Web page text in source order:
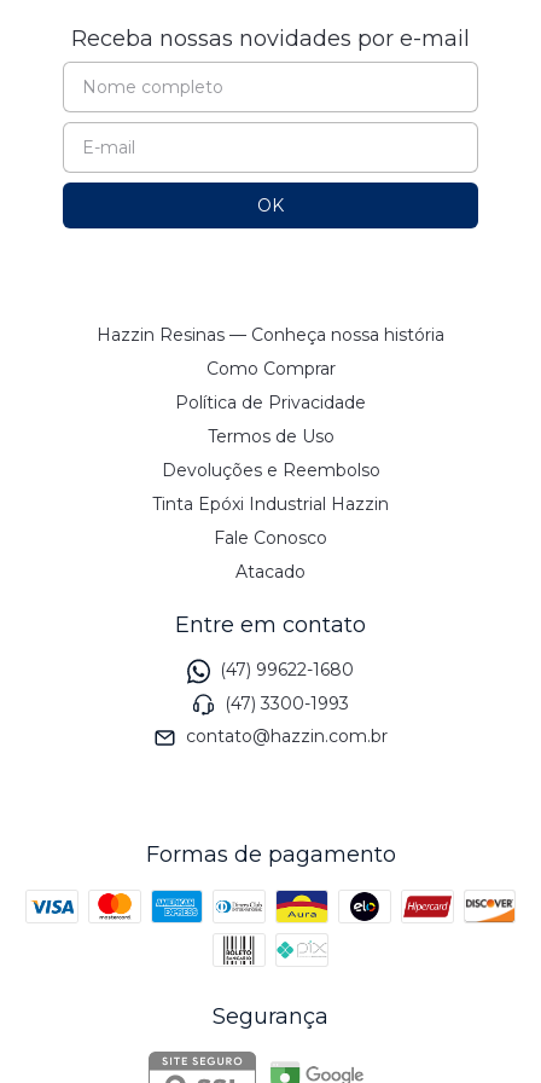
Receba nossas novidades por e-mail
Hazzin Resinas — Conheça nossa história
Como Comprar
Política de Privacidade
Termos de Uso
Devoluções e Reembolso
Tinta Epóxi Industrial Hazzin
Fale Conosco
Atacado
Entre em contato
(47) 99622-1680
(47) 3300-1993
contato@hazzin.com.br
Formas de pagamento
Segurança